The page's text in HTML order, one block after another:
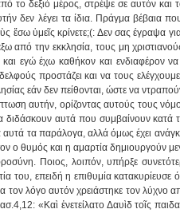
το δεξιό μέρος, στρέψε σε αυτόν και
δεν λέγει τα ίδια. Πράγμα βέβαια
ἔσω ὑμεῖς κρίνετε;(: Δεν σας έγραψα
από την εκκλησία, τους μη
και εγώ έχω καθήκον και ενδιαφέρον
προστάζει και να τους
εάν δεν πείθονται, ώστε να
αυτήν, ορίζοντας αυτούς τους
διδάσκουν αυτά που συμβαίνουν κατά
αυτά τα παράλογα, αλλά όμως έχει
ο θυμός και η αμαρτία δημιουργούν
Ποιος, λοιπόν, υπήρξε
του, επειδή η επιθυμία κατακυρίευσε
τον λόγο αυτόν χρειάστηκε τον λύχνο
«Καὶ ἐνετείλατο Δαυὶδ τοῖς